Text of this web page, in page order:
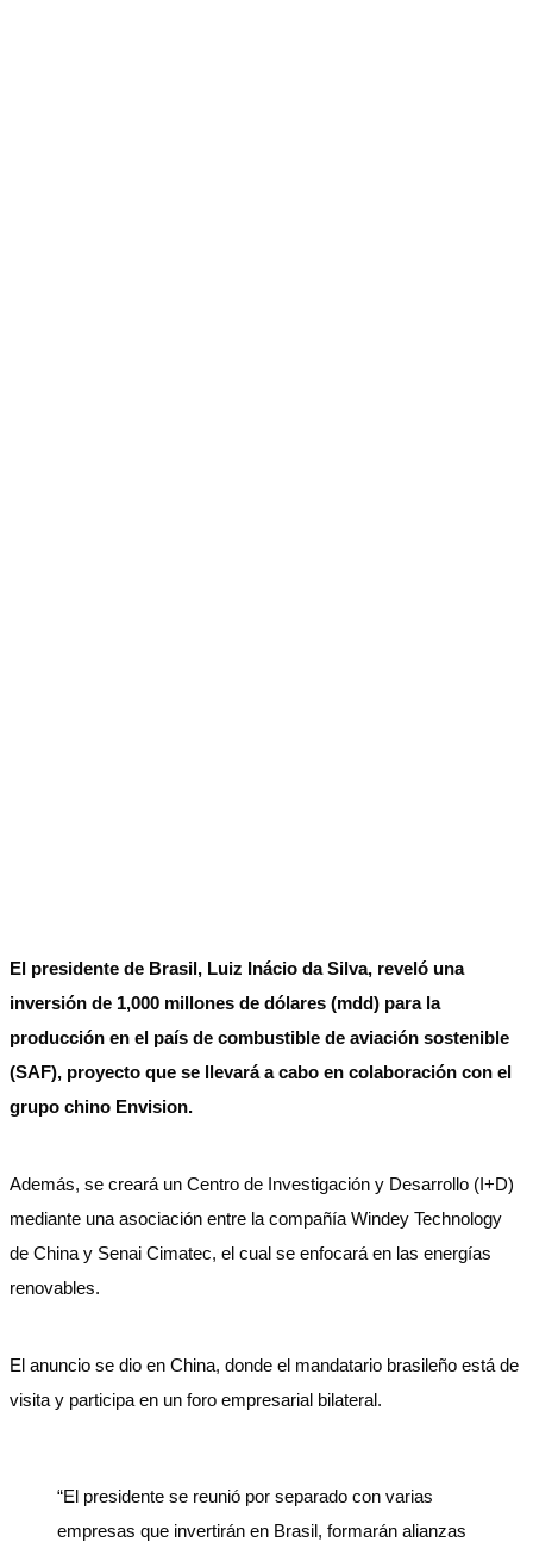
El presidente de Brasil, Luiz Inácio da Silva, reveló una
inversión de 1,000 millones de dólares (mdd) para la
producción en el país de combustible de aviación sostenible
(SAF), proyecto que se llevará a cabo en colaboración con el
grupo chino Envision.
Además, se creará un Centro de Investigación y Desarrollo (I+D)
mediante una asociación entre la compañía Windey Technology
de China y Senai Cimatec, el cual se enfocará en las energías
renovables.
El anuncio se dio en China, donde el mandatario brasileño está de
visita y participa en un foro empresarial bilateral.
“El presidente se reunió por separado con varias
empresas que invertirán en Brasil, formarán alianzas